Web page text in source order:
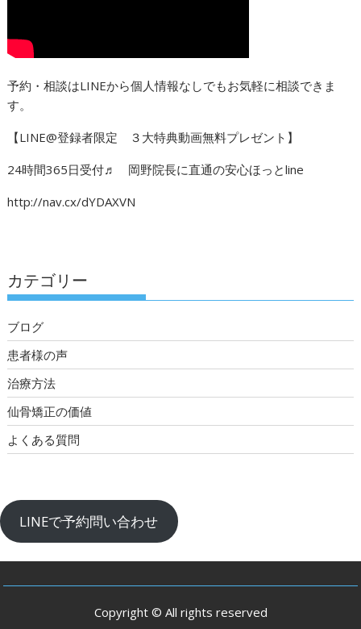
予約・相談はLINEから個人情報なしでもお気軽に相談できま
す。
【LINE@登録者限定 ３大特典動画無料プレゼント】
24時間365日受付♬ 岡野院長に直通の安心ほっとline
http://nav.cx/dYDAXVN
カテゴリー
ブログ
患者様の声
治療方法
仙骨矯正の価値
よくある質問
LINEで予約問い合わせ
Copyright © All rights reserved